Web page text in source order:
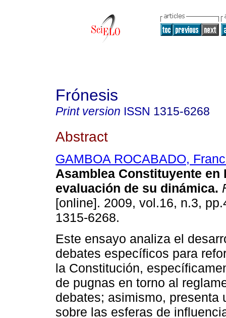
Frónesis
Print version ISSN 1315-6268
Abstract
GAMBOA ROCABADO,
Asamblea Constituyente en
evaluación de su dinámica.
[online]. 2009, vol.16, n.3,
1315-6268.
Este ensayo analiza el
debates específicos para
la Constitución,
de pugnas en torno al
debates; asimismo, presenta
sobre las esferas de